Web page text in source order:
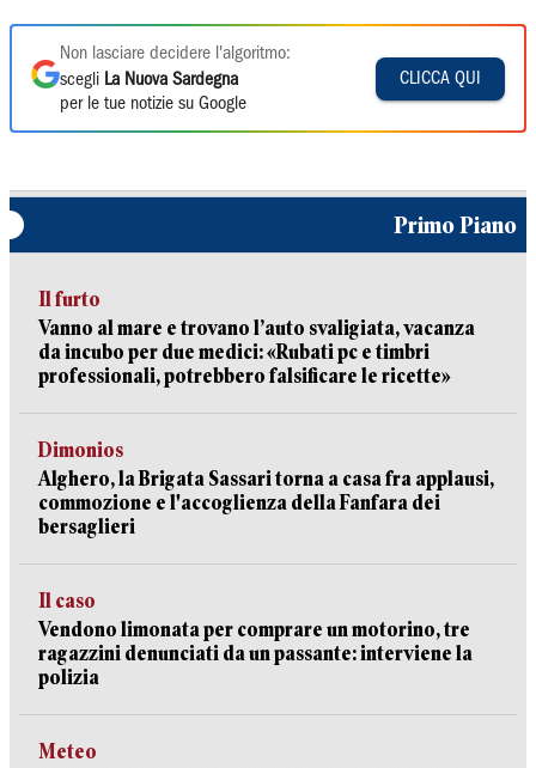
Non lasciare decidere l'algoritmo:
scegli La Nuova Sardegna
per le tue notizie su Google
CLICCA QUI
Primo Piano
Il furto
Vanno al mare e trovano l’auto svaligiata, vacanza
da incubo per due medici: «Rubati pc e timbri
professionali, potrebbero falsificare le ricette»
Dimonios
Alghero, la Brigata Sassari torna a casa fra applausi,
commozione e l'accoglienza della Fanfara dei
bersaglieri
Il caso
Vendono limonata per comprare un motorino, tre
ragazzini denunciati da un passante: interviene la
polizia
Meteo